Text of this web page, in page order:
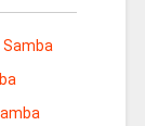
Samba